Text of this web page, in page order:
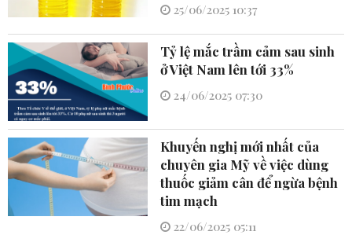
25/06/2025 10:37
Tỷ lệ mắc trầm cảm sau sinh
ở Việt Nam lên tới 33%
24/06/2025 07:30
Khuyến nghị mới nhất của
chuyên gia Mỹ về việc dùng
thuốc giảm cân để ngừa bệnh
tim mạch
22/06/2025 05:11